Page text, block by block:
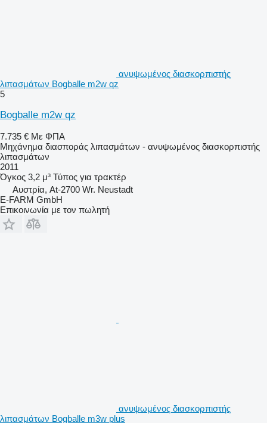
ανυψωμένος διασκορπιστής
λιπασμάτων Bogballe m2w qz
5
Bogballe m2w qz
7.735 € Με ΦΠΑ
Μηχάνημα διασποράς λιπασμάτων - ανυψωμένος διασκορπιστής
λιπασμάτων
2011
Όγκος 3,2 μ³ Τύπος για τρακτέρ
Αυστρία, At-2700 Wr. Neustadt
E-FARM GmbH
Επικοινωνία με τον πωλητή
ανυψωμένος διασκορπιστής
λιπασμάτων Bogballe m3w plus